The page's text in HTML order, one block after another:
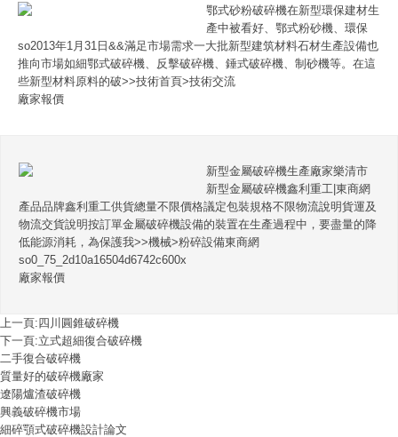
鄂式砂粉破碎機在新型環保建材生
產中被看好、鄂式粉砂機、環保
so2013年1月31日&&滿足市場需求一大批新型建筑材料石材生產設備也
推向市場如細鄂式破碎機、反擊破碎機、錘式破碎機、制砂機等。在這
些新型材料原料的破>>技術首頁>技術交流
廠家報價
新型金屬破碎機生產廠家樂清市
新型金屬破碎機鑫利重工|東商網
產品品牌鑫利重工供貨總量不限價格議定包裝規格不限物流說明貨運及
物流交貨說明按訂單金屬破碎機設備的裝置在生產過程中，要盡量的降
低能源消耗，為保護我>>機械>粉碎設備東商網
so0_75_2d10a16504d6742c600x
廠家報價
上一頁: 四川圓錐破碎機
下一頁:立式超細復合破碎機
二手復合破碎機
質量好的破碎機廠家
遼陽爐渣破碎機
興義破碎機市場
細碎顎式破碎機設計論文